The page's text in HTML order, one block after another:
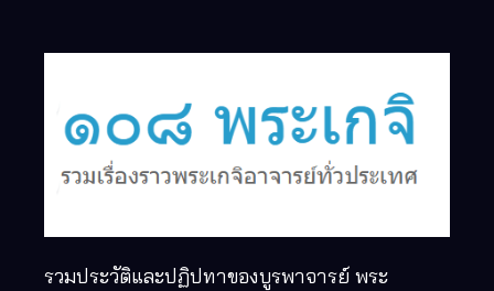
รวมประวัติและปฏิปทาของบูรพาจารย์ พระ